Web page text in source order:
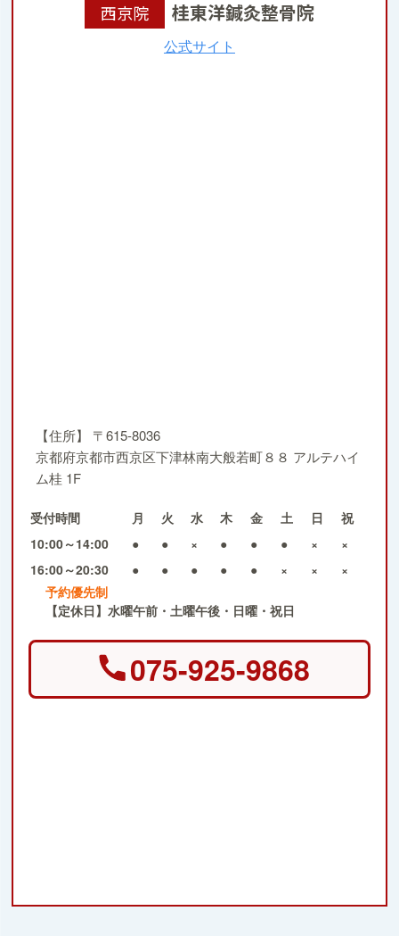
西京院 桂東洋鍼灸整骨院
公式サイト
【住所】
〒615-8036
京都府京都市西京区下津林南大般若町８８ アルテハイ
ム桂 1F
受付時間 月 火 水 木 金 土 日
祝
10:00～14:00
● ● × ● ● ● ×
×
16:00～20:30
● ● ● ● ● × ×
×
予約優先制
【定休日】水曜午前・土曜午後・日曜・祝日
075-925-9868